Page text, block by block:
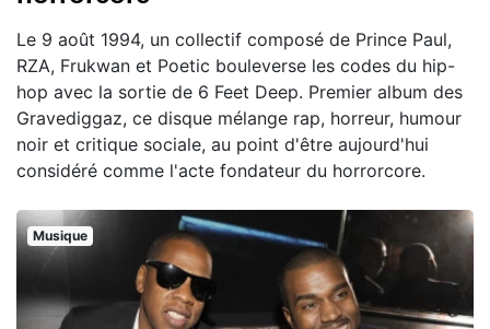
Le 9 août 1994, un collectif composé de Prince Paul,
RZA, Frukwan et Poetic bouleverse les codes du hip-
hop avec la sortie de 6 Feet Deep. Premier album des
Gravediggaz, ce disque mélange rap, horreur, humour
noir et critique sociale, au point d'être aujourd'hui
considéré comme l'acte fondateur du horrorcore.
Musique